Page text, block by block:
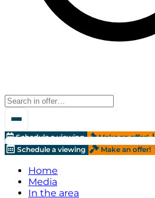
Schedule a viewing Make an offer!
Schedule a viewing
Make an offer!
Home
Media
In the area